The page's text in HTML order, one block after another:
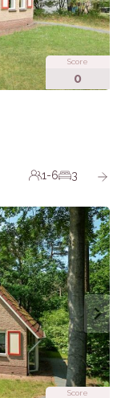
Score
0
1-6 3
Score